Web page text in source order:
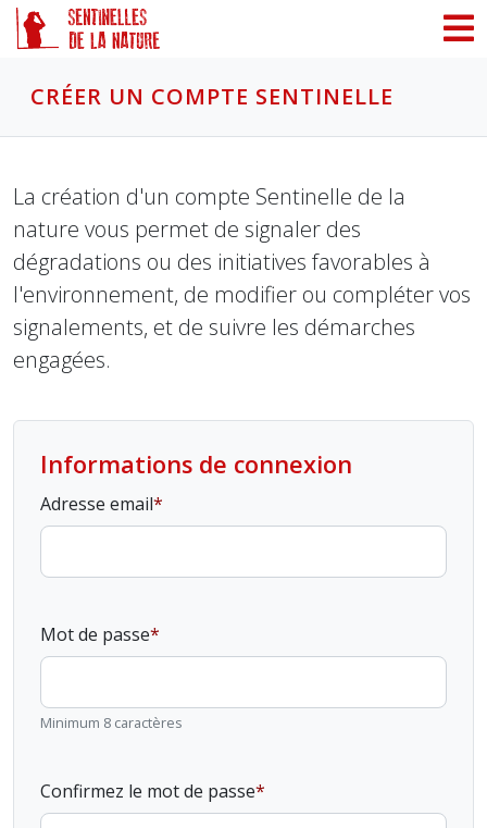
CRÉER UN COMPTE SENTINELLE
La création d'un compte Sentinelle de la
nature vous permet de signaler des
dégradations ou des initiatives favorables à
l'environnement, de modifier ou compléter vos
signalements, et de suivre les démarches
engagées.
Informations de connexion
Adresse email
Mot de passe
Minimum 8 caractères
Confirmez le mot de passe
Panneau de gestion des cookies